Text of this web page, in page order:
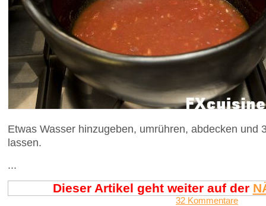
Etwas Wasser hinzugeben, umrühren, abdecken und
lassen.
...
Dieser Artikel geht weiter auf der
32 Kommentare